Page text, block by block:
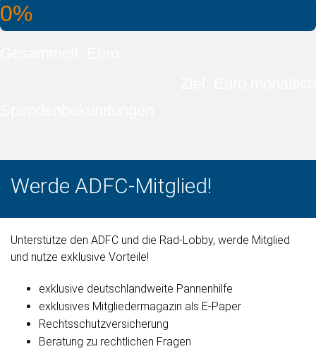
0%
Werde ADFC-Mitglied!
Unterstütze den ADFC und die Rad-Lobby, werde Mitglied
und nutze exklusive Vorteile!
exklusive deutschlandweite Pannenhilfe
exklusives Mitgliedermagazin als E-Paper
Rechtsschutzversicherung
Beratung zu rechtlichen Fragen